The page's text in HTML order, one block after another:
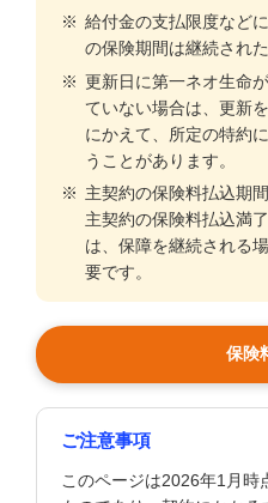
※ 給付金の支払限度など
の保険期間は継続され
※ 更新日に第一ネオ生命
ていない場合は、更新
にかえて、所定の特約
うことがあります。
※ 主契約の保険料払込期
主契約の保険料払込満
は、保障を継続される
要です。
保険
ご注意事項
このページは2026年1月時